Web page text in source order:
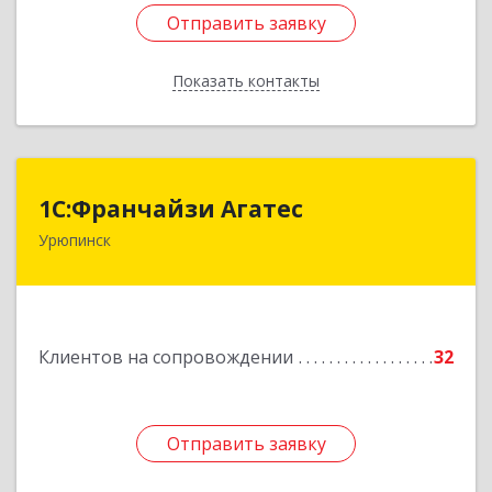
Отправить заявку
Показать контакты
Отправить заявку
Назад
1С:Франчайзи Агатес
Урюпинск
Клиентов на сопровождении 32
Отправить заявку
403113, Волгоградская обл, Урюпинск г, Ленина
Отправить заявку